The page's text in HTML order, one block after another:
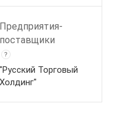
Предприятия-
поставщики
?
"Русский Торговый
Холдинг"